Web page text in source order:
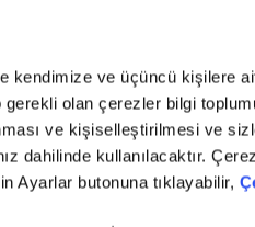
ve üçüncü kişilere
olan çerezler bilgi
ve kişiselleştirilmesi ve
dahilinde kullanılacaktır.
Ayarlar butonuna tıklayabilir,
© 2026 Tüm hakları saklıdır. TURKUVAZ